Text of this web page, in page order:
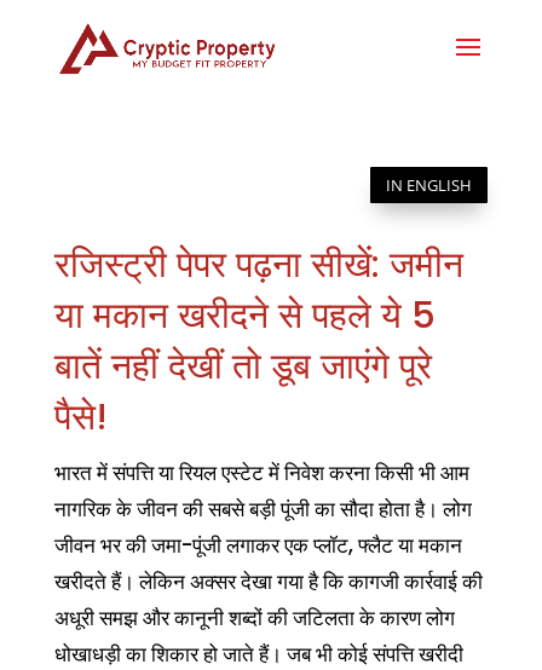
IN ENGLISH
रजिस्ट्री पेपर पढ़ना सीखें: जमीन
या मकान खरीदने से पहले ये 5
बातें नहीं देखीं तो डूब जाएंगे पूरे
पैसे!
भारत में संपत्ति या रियल एस्टेट में निवेश करना किसी भी आम
नागरिक के जीवन की सबसे बड़ी पूंजी का सौदा होता है। लोग
जीवन भर की जमा-पूंजी लगाकर एक प्लॉट, फ्लैट या मकान
खरीदते हैं। लेकिन अक्सर देखा गया है कि कागजी कार्रवाई की
अधूरी समझ और कानूनी शब्दों की जटिलता के कारण लोग
धोखाधड़ी का शिकार हो जाते हैं। जब भी कोई संपत्ति खरीदी